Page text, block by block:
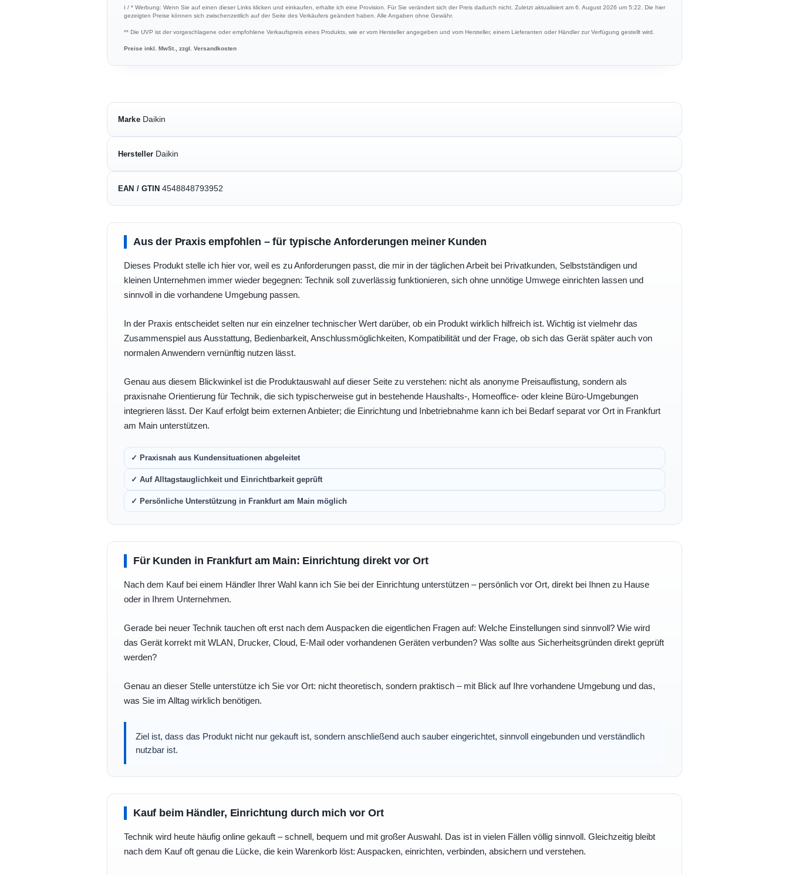
ℹ︎ / * Werbung: Wenn Sie auf einen dieser Links klicken und einkaufen, erhalte ich eine Provision. Für Sie verändert sich der Preis dadurch nicht. Zuletzt aktualisiert am 6. August 2026 um 5:22. Die hier
gezeigten Preise können sich zwischenzeitlich auf der Seite des Verkäufers geändert haben. Alle Angaben ohne Gewähr.
** Die UVP ist der vorgeschlagene oder empfohlene Verkaufspreis eines Produkts, wie er vom Hersteller angegeben und vom Hersteller, einem Lieferanten oder Händler zur Verfügung gestellt wird.
Preise inkl. MwSt., zzgl. Versandkosten
Marke Daikin
Hersteller Daikin
EAN / GTIN 4548848793952
Aus der Praxis empfohlen – für typische Anforderungen meiner Kunden
Dieses Produkt stelle ich hier vor, weil es zu Anforderungen passt, die mir in der täglichen Arbeit bei Privatkunden, Selbstständigen und
kleinen Unternehmen immer wieder begegnen: Technik soll zuverlässig funktionieren, sich ohne unnötige Umwege einrichten lassen und
sinnvoll in die vorhandene Umgebung passen.
In der Praxis entscheidet selten nur ein einzelner technischer Wert darüber, ob ein Produkt wirklich hilfreich ist. Wichtig ist vielmehr das
Zusammenspiel aus Ausstattung, Bedienbarkeit, Anschlussmöglichkeiten, Kompatibilität und der Frage, ob sich das Gerät später auch von
normalen Anwendern vernünftig nutzen lässt.
Genau aus diesem Blickwinkel ist die Produktauswahl auf dieser Seite zu verstehen: nicht als anonyme Preisauflistung, sondern als
praxisnahe Orientierung für Technik, die sich typischerweise gut in bestehende Haushalts-, Homeoffice- oder kleine Büro-Umgebungen
integrieren lässt. Der Kauf erfolgt beim externen Anbieter; die Einrichtung und Inbetriebnahme kann ich bei Bedarf separat vor Ort in Frankfurt
am Main unterstützen.
✓ Praxisnah aus Kundensituationen abgeleitet
✓ Auf Alltagstauglichkeit und Einrichtbarkeit geprüft
✓ Persönliche Unterstützung in Frankfurt am Main möglich
Für Kunden in Frankfurt am Main: Einrichtung direkt vor Ort
Nach dem Kauf bei einem Händler Ihrer Wahl kann ich Sie bei der Einrichtung unterstützen – persönlich vor Ort, direkt bei Ihnen zu Hause
oder in Ihrem Unternehmen.
Gerade bei neuer Technik tauchen oft erst nach dem Auspacken die eigentlichen Fragen auf: Welche Einstellungen sind sinnvoll? Wie wird
das Gerät korrekt mit WLAN, Drucker, Cloud, E-Mail oder vorhandenen Geräten verbunden? Was sollte aus Sicherheitsgründen direkt geprüft
werden?
Genau an dieser Stelle unterstütze ich Sie vor Ort: nicht theoretisch, sondern praktisch – mit Blick auf Ihre vorhandene Umgebung und das,
was Sie im Alltag wirklich benötigen.
Ziel ist, dass das Produkt nicht nur gekauft ist, sondern anschließend auch sauber eingerichtet, sinnvoll eingebunden und verständlich
nutzbar ist.
Kauf beim Händler, Einrichtung durch mich vor Ort
Technik wird heute häufig online gekauft – schnell, bequem und mit großer Auswahl. Das ist in vielen Fällen völlig sinnvoll. Gleichzeitig bleibt
nach dem Kauf oft genau die Lücke, die kein Warenkorb löst: Auspacken, einrichten, verbinden, absichern und verstehen.